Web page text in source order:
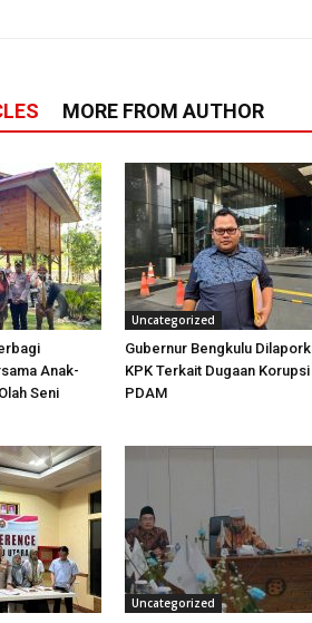
MORE FROM AUTHOR
Anak-
Seni
Uncategorized
Gubernur Bengkulu
KPK Terkait Dugaan
PDAM
Uncategorized